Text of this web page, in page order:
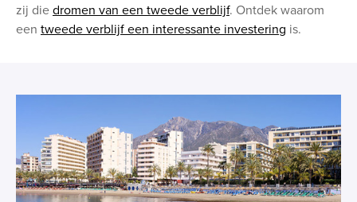
zij die dromen van een tweede verblijf. Ontdek waarom
een tweede verblijf een interessante investering is.